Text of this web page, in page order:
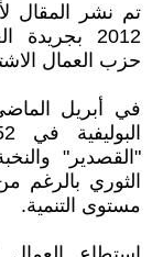
2012
حزب العمال
في أبريل
"القصدير"
الثوري بالرغم
مستوى التنمية.